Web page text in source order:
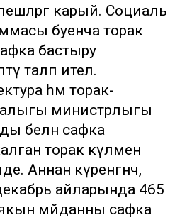
карый. Социаль
буенча торак
бастыру
таләп ителә.
һәм торак-
министрлыгы
белән сафка
торак күләменә
Аннан күренгәнчә,
айларында 465
мәйданны сафка